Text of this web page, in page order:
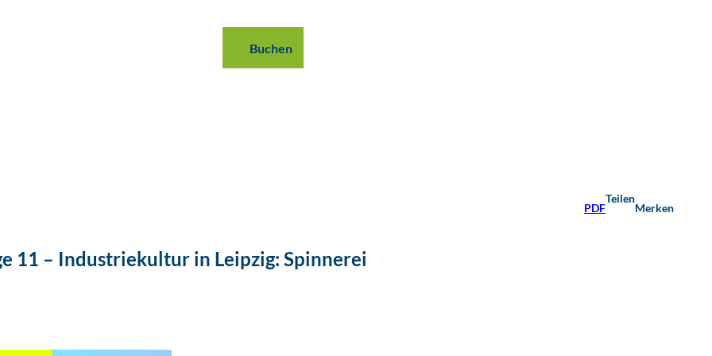
Buchen
PDF
Teilen
Merken
11 – Industriekultur in Leipzig: Spinnerei